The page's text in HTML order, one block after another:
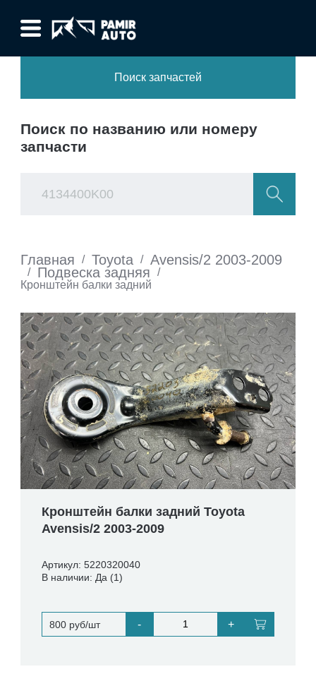
Поиск запчастей
Поиск по названию или номеру
запчасти
Главная / Toyota / Avensis/2 2003-2009
/ Подвеска задняя
/
Кронштейн балки задний
Кронштейн балки задний Toyota
Avensis/2 2003-2009
Артикул: 5220320040
В наличии: Да (1)
800 руб/шт - +